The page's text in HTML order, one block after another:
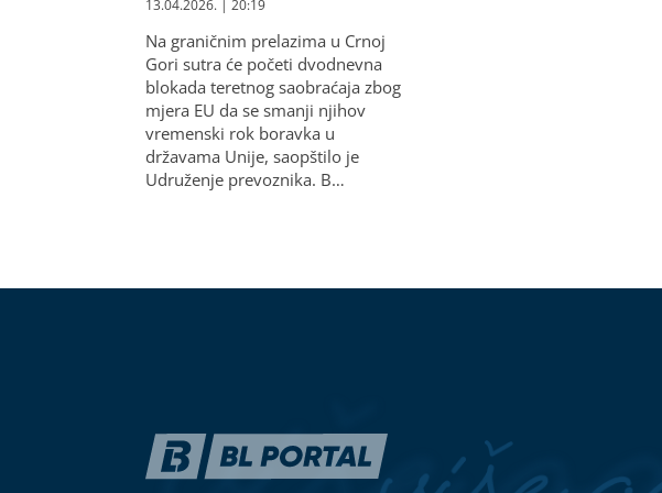
13.04.2026. | 20:19
Na graničnim prelazima u Crnoj
Gori sutra će početi dvodnevna
blokada teretnog saobraćaja zbog
mjera EU da se smanji njihov
vremenski rok boravka u
državama Unije, saopštilo je
Udruženje prevoznika. B…